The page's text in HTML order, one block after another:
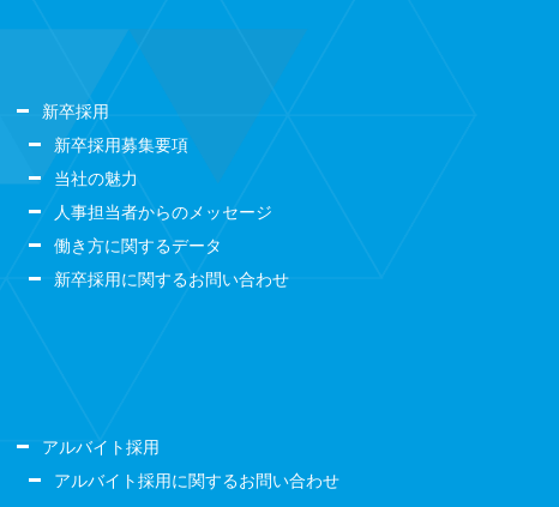
新卒採用
新卒採用募集要項
当社の魅力
人事担当者からのメッセージ
働き方に関するデータ
新卒採用に関するお問い合わせ
アルバイト採用
アルバイト採用に関するお問い合わせ